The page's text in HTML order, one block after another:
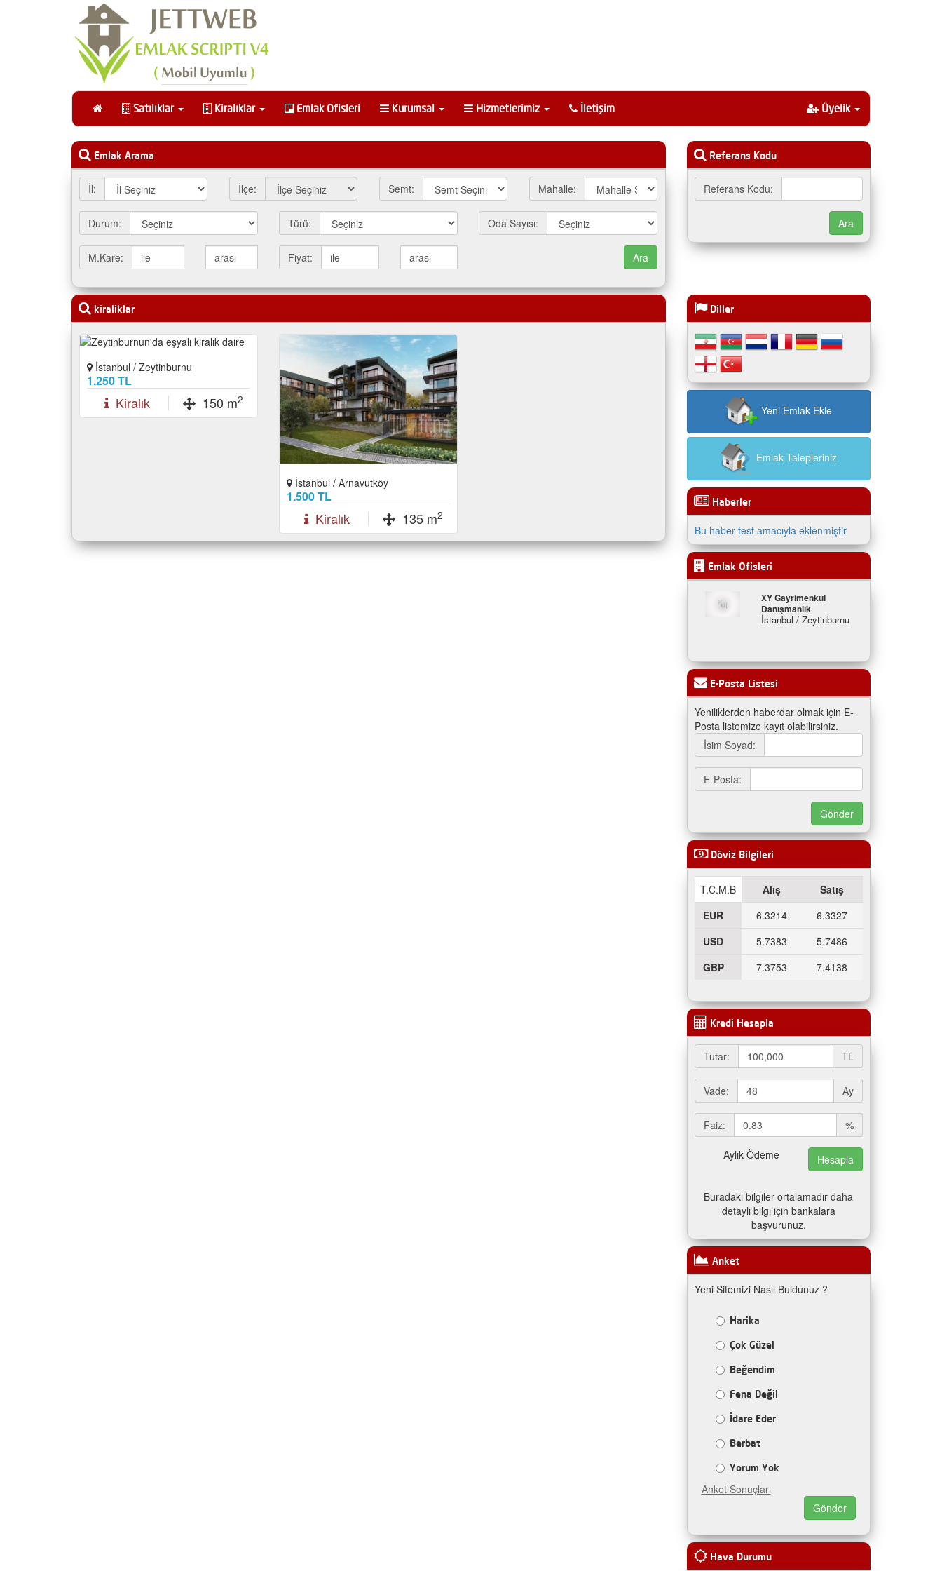
Satılıklar Kiralıklar Emlak Ofisleri Kurumsal Hizmetlerimiz İletişim Üyelik
Emlak Arama
İl: İlçe: Semt: Mahalle:
Durum: Türü: Oda Sayısı:
M.Kare: Fiyat:
Referans Kodu
Referans Kodu:
kiraliklar
İstanbul / Zeytinburnu
1.250 TL
Kiralık 150 m2
İstanbul / Arnavutköy
1.500 TL
Kiralık 135 m2
Diller
Yeni Emlak Ekle
Emlak Talepleriniz
Haberler
Bu haber test amacıyla eklenmiştir
Emlak Ofisleri
XY Gayrimenkul
Danışmanlık
İstanbul / Zeytinburnu
E-Posta Listesi
Yeniliklerden haberdar olmak için E-
Posta listemize kayıt olabilirsiniz.
İsim Soyad:
E-Posta:
Döviz Bilgileri
T.C.M.B Alış
Satış
EUR
6.3214
6.3327
USD
5.7383
5.7486
GBP
7.3753 7.4138
Kredi Hesapla
Tutar: TL
Vade: Ay
Faiz: %
Aylık Ödeme
Buradaki bilgiler ortalamadır daha
detaylı bilgi için bankalara
başvurunuz.
Anket
Yeni Sitemizi Nasıl Buldunuz ?
Harika
Çok Güzel
Beğendim
Fena Değil
İdare Eder
Berbat
Yorum Yok
Anket Sonuçları
Hava Durumu